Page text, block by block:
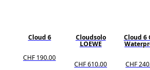
Cloud 6
CHF 190.00
Cloudsolo
LOEWE
CHF 610.00
Cloud 6
CHF